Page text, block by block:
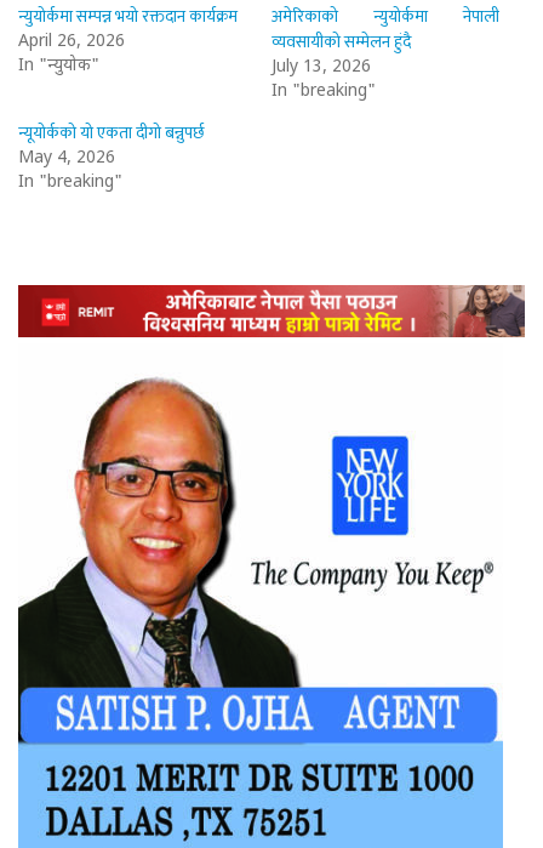
न्युयोर्कमा सम्पन्न भयो रक्तदान कार्यक्रम
April 26, 2026
In "न्युयोर्क"
अमेरिकाको न्युयोर्कमा नेपाली
व्यवसायीको सम्मेलन हुंदै
July 13, 2026
In "breaking"
न्यूयोर्कको यो एकता दीगो बन्नुपर्छ
May 4, 2026
In "breaking"